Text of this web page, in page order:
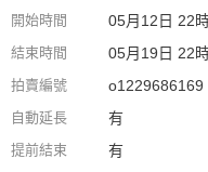
開始時間 05月12日 22
結束時間 05月19日 22
拍賣編號 o1229686169
自動延長 有
提前結束 有